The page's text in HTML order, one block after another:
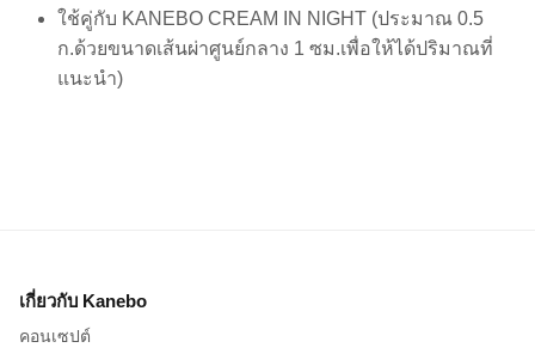
ใช้คู่กับ KANEBO CREAM IN NIGHT (ประมาณ 0.5
ก.ด้วยขนาดเส้นผ่าศูนย์กลาง 1 ซม.เพื่อให้ได้ปริมาณที่
แนะนำ)
เกี่ยวกับ Kanebo
คอนเซปต์